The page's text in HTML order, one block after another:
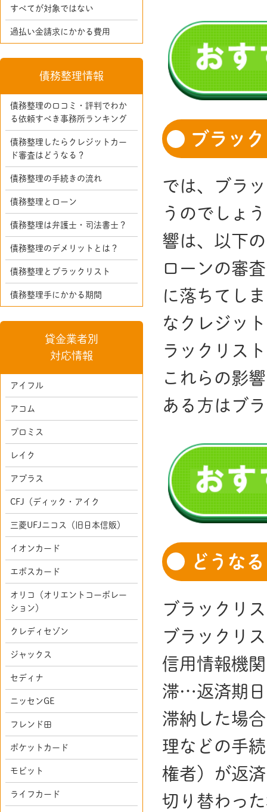
ブラッ
では、ブラ
うのでしょ
響は、以下
ローンの審
に落ちてし
なクレジッ
ラックリス
これらの影
ある方はブ
どうな
ブラックリ
ブラックリ
信用情報機
滞…返済期日
滞納した場
理などの手
権者）が返
切り替わっ
すべてが対象ではない
過払い金請求にかかる費用
債務整理情報
債務整理の口コミ・評判でわか
る依頼すべき事務所ランキング
債務整理したらクレジットカー
ド審査はどうなる？
債務整理の手続きの流れ
債務整理とローン
債務整理は弁護士・司法書士？
債務整理のデメリットとは？
債務整理とブラックリスト
債務整理手にかかる期間
貸金業者別
対応情報
アイフル
アコム
プロミス
レイク
アプラス
CFJ（ディック・アイク
三菱UFJニコス（旧日本信販）
イオンカード
エポスカード
オリコ（オリエントコーポレー
ション）
クレディセゾン
ジャックス
セディナ
ニッセンGE
フレンド田
ポケットカード
モビット
ライフカード